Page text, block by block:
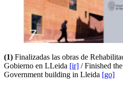
(1) Finalizadas las obras de
Gobierno en LLeida [ir] / Finished
Government building in Lleida [go]